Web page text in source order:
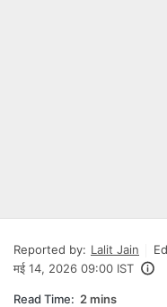
Reported by: Lalit Jain
मई 14, 2026 09:00 IST
Read Time: 2 mins